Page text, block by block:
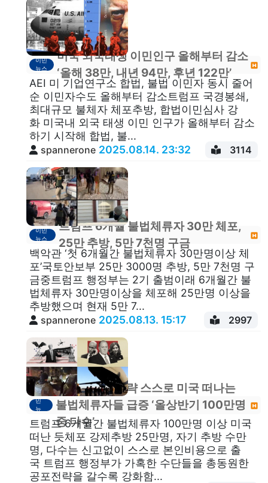
이민
뉴스
미국 외국태생 이민인구 올해부터 감소
‘올해 38만, 내년 94만, 후년 122만’
AEI 미 기업연구소 합법, 불법 이민자 동시 줄어
순 이민자수도 올해부터 감소트럼프 국경봉쇄,
최대규모 불체자 체포추방, 합법이민심사 강
화 미국내 외국 태생 이민 인구가 올해부터 감소
하기 시작해 합법, 불...
spannerone 2025.08.14. 23:32 3114
이민
뉴스
트럼프 6개월 불법체류자 30만 체포,
25만 추방, 5만 7천명 구금
백악관 ‘첫 6개월간 불법체류자 30만명이상 체
포’국토안보부 25만 3000명 추방, 5만 7천명 구
금중트럼프 행정부는 2기 출범이래 6개월간 불
법체류자 30만명이상을 체포해 25만명 이상을
추방했으며 현재 5만 7...
spannerone 2025.08.13. 15:17 2997
이
민
뉴
트럼프 공포전략 스스로 미국 떠나는
불법체류자들 급증 ‘올상반기 100만명
중 다수’
트럼프 6개월간 불법체류자 100만명 이상 미국
떠난 듯체포 강제추방 25만명, 자기 추방 수만
명, 다수는 신고없이 스스로 본인비용으로 출
국 트럼프 행정부가 가혹한 수단들을 총동원한
공포전략을 갈수록 강화함...